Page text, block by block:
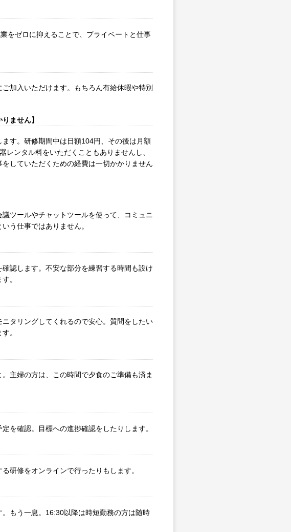
をゼロに抑えることで、プライベートと仕事
加入いただけます。もちろん有給休暇や特別
ません】
す。研修期間中は日額104円、その後は月額
ンタル料をいただくこともありませんし、
していただくための経費は一切かかりません
ツールやチャットツールを使って、コミュニ
う仕事ではありません。
認します。不安な部分を練習する時間も設け
。
タリングしてくれるので安心。質問をしたい
。
主婦の方は、この時間で夕食のご準備も済ま
を確認。目標への進捗確認をしたりします。
研修をオンラインで行ったりもします。
もう一息。16:30以降は時短勤務の方は随時